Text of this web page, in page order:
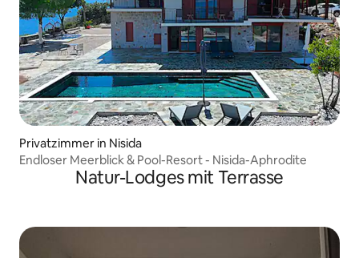
Privatzimmer in Nisida
Endloser Meerblick & Pool-Resort - Nisida-Aphrodite
Natur-Lodges mit Terrasse